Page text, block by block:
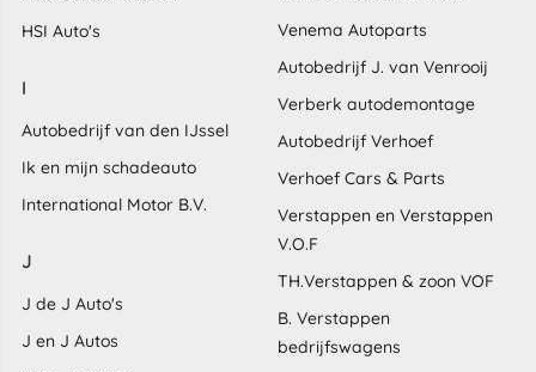
HSI Auto's
I
Autobedrijf van den IJssel
Ik en mijn schadeauto
International Motor B.V.
J
J de J Auto's
J en J Autos
Venema Autoparts
Autobedrijf J. van Venrooij
Verberk autodemontage
Autobedrijf Verhoef
Verhoef Cars & Parts
Verstappen en Verstappen
V.O.F
TH.Verstappen & zoon VOF
B. Verstappen
bedrijfswagens